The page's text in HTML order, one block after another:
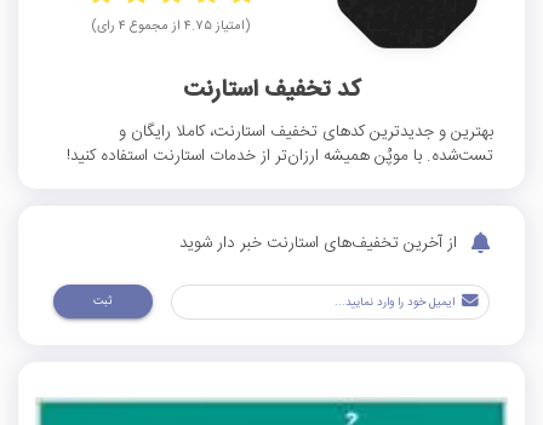
(امتیاز ۴.۷۵ از مجموع ۴ رای)
کد تخفیف استارنت
بهترین و جدیدترین کدهای تخفیف استارنت، کاملا رایگان و
تست‌شده. با موپُن همیشه ارزان‌تر از خدمات استارنت استفاده کنید!
از آخرین تخفیف‌های استارنت خبر دار شوید
ثبت